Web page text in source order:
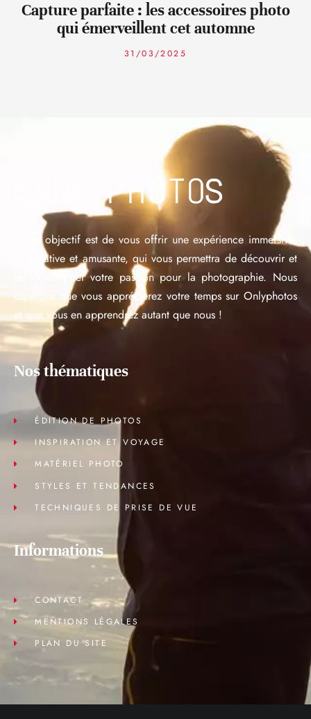
Capture parfaite : les accessoires photo
qui émerveillent cet automne
31/03/2025
Notre objectif est de vous offrir une expérience immersive,
informative et amusante, qui vous permettra de découvrir et
de développer votre passion pour la photographie. Nous
espérons que vous apprécierez votre temps sur Onlyphotos
et que vous en apprendrez autant que nous !
Nos thématiques
ÉDITION DE PHOTOS
INSPIRATION ET VOYAGE
MATÉRIEL PHOTO
STYLES ET TENDANCES
TECHNIQUES DE PRISE DE VUE
Informations
CONTACT
MENTIONS LÉGALES
PLAN DU SITE